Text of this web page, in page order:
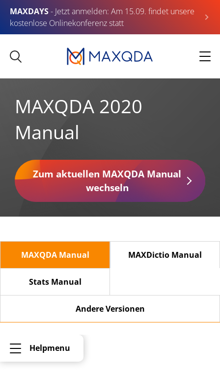
MAXDAYS- Jetzt anmelden: Am 15.09. findet unsere
kostenlose Onlinekonferenz statt
MAXQDA 2020
Manual
Zum aktuellen MAXQDA Manual
wechseln
MAXQDA Manual MAXDictio Manual
Stats Manual
Andere Versionen
Helpmenu